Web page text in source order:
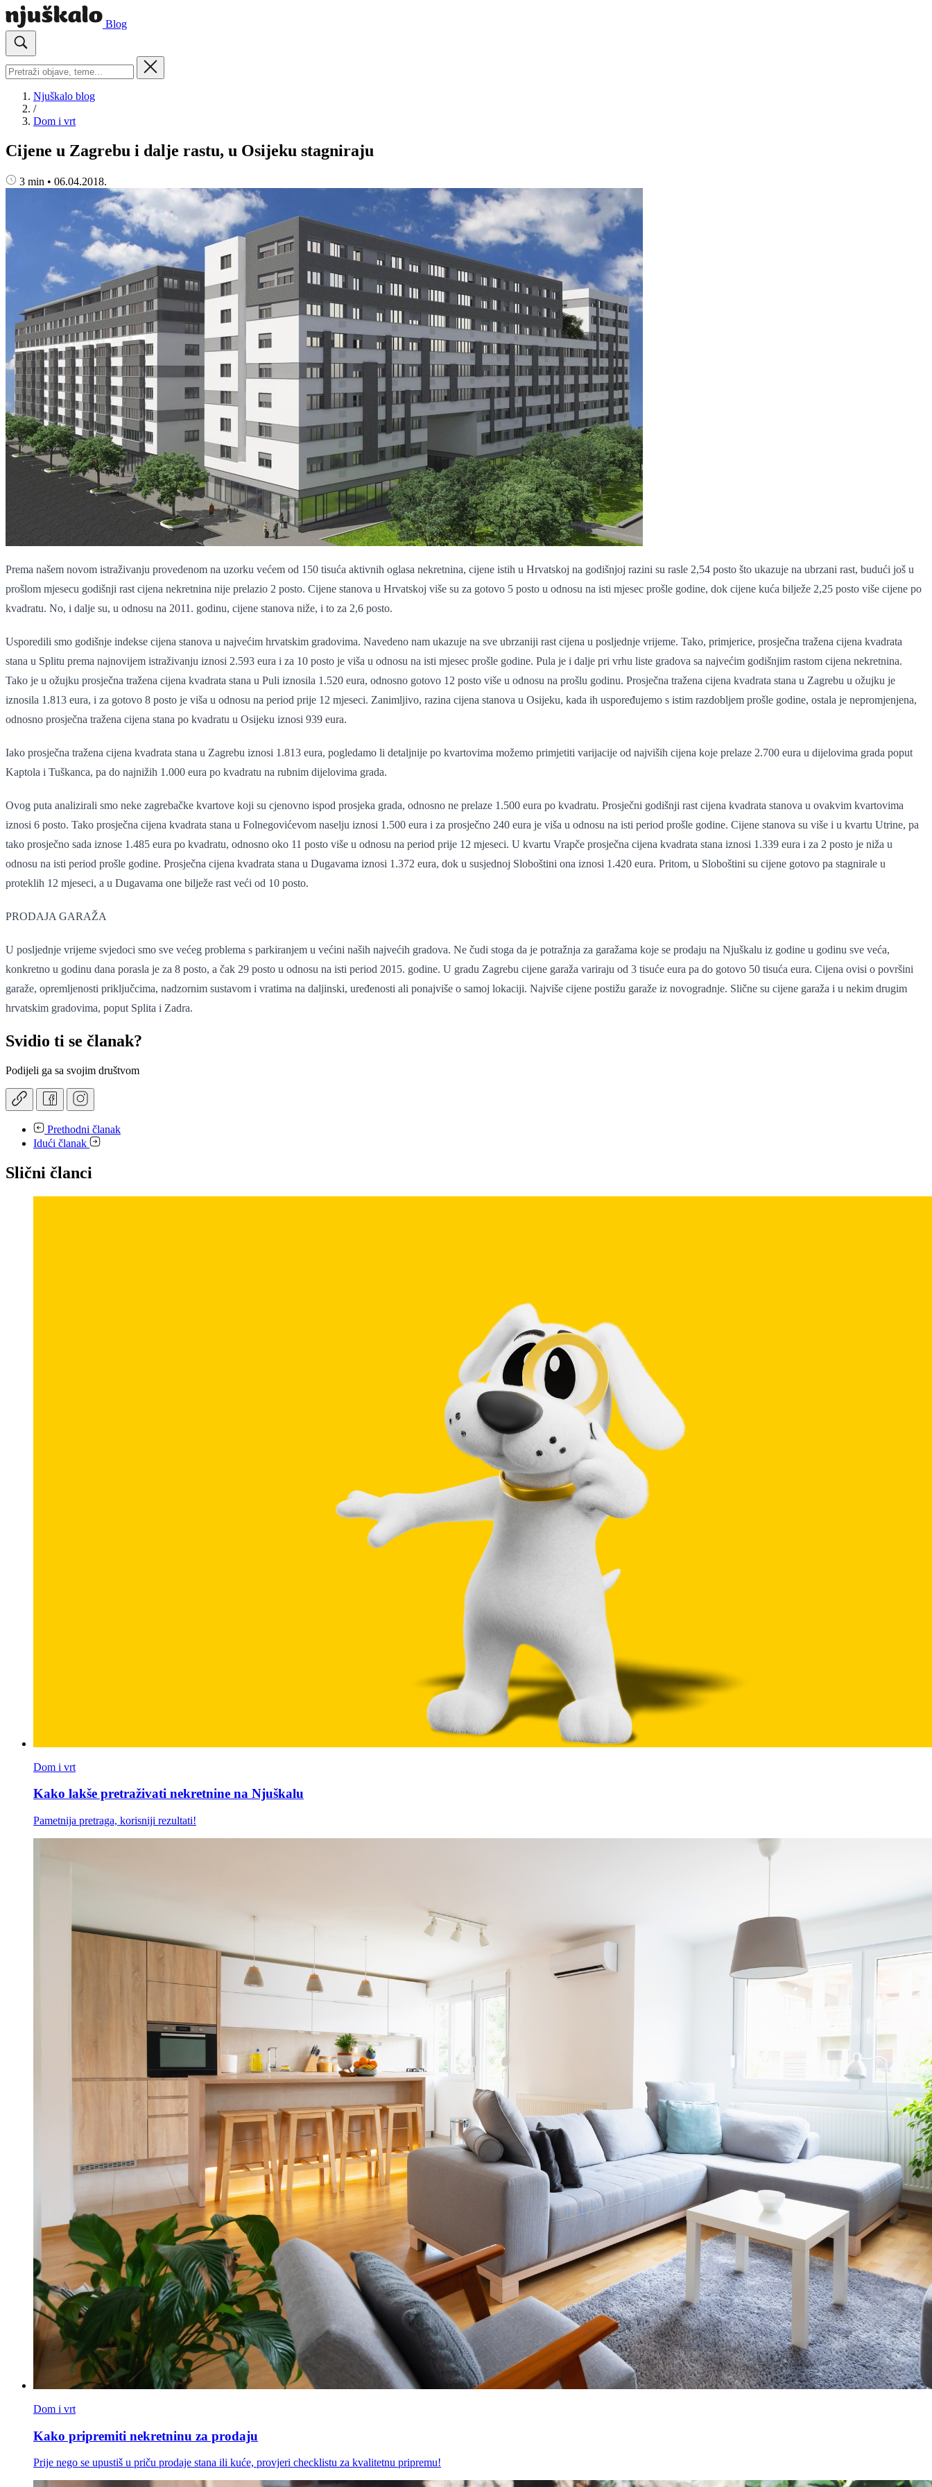
Blog
Njuškalo blog
/
Dom i vrt
Cijene u Zagrebu i dalje rastu, u Osijeku stagniraju
3 min • 06.04.2018.
Prema našem novom istraživanju provedenom na uzorku većem od 150 tisuća aktivnih oglasa nekretnina, cijene istih u Hrvatskoj na godišnjoj razini su rasle 2,54 posto što ukazuje na ubrzani rast, budući još u
prošlom mjesecu godišnji rast cijena nekretnina nije prelazio 2 posto. Cijene stanova u Hrvatskoj više su za gotovo 5 posto u odnosu na isti mjesec prošle godine, dok cijene kuća bilježe 2,25 posto više cijene po
kvadratu. No, i dalje su, u odnosu na 2011. godinu, cijene stanova niže, i to za 2,6 posto.
Usporedili smo godišnje indekse cijena stanova u najvećim hrvatskim gradovima. Navedeno nam ukazuje na sve ubrzaniji rast cijena u posljednje vrijeme. Tako, primjerice, prosječna tražena cijena kvadrata
stana u Splitu prema najnovijem istraživanju iznosi 2.593 eura i za 10 posto je viša u odnosu na isti mjesec prošle godine. Pula je i dalje pri vrhu liste gradova sa najvećim godišnjim rastom cijena nekretnina.
Tako je u ožujku prosječna tražena cijena kvadrata stana u Puli iznosila 1.520 eura, odnosno gotovo 12 posto više u odnosu na prošlu godinu. Prosječna tražena cijena kvadrata stana u Zagrebu u ožujku je
iznosila 1.813 eura, i za gotovo 8 posto je viša u odnosu na period prije 12 mjeseci. Zanimljivo, razina cijena stanova u Osijeku, kada ih uspoređujemo s istim razdobljem prošle godine, ostala je nepromjenjena,
odnosno prosječna tražena cijena stana po kvadratu u Osijeku iznosi 939 eura.
Iako prosječna tražena cijena kvadrata stana u Zagrebu iznosi 1.813 eura, pogledamo li detaljnije po kvartovima možemo primjetiti varijacije od najviših cijena koje prelaze 2.700 eura u dijelovima grada poput
Kaptola i Tuškanca, pa do najnižih 1.000 eura po kvadratu na rubnim dijelovima grada.
Ovog puta analizirali smo neke zagrebačke kvartove koji su cjenovno ispod prosjeka grada, odnosno ne prelaze 1.500 eura po kvadratu. Prosječni godišnji rast cijena kvadrata stanova u ovakvim kvartovima
iznosi 6 posto. Tako prosječna cijena kvadrata stana u Folnegovićevom naselju iznosi 1.500 eura i za prosječno 240 eura je viša u odnosu na isti period prošle godine. Cijene stanova su više i u kvartu Utrine, pa
tako prosječno sada iznose 1.485 eura po kvadratu, odnosno oko 11 posto više u odnosu na period prije 12 mjeseci. U kvartu Vrapče prosječna cijena kvadrata stana iznosi 1.339 eura i za 2 posto je niža u
odnosu na isti period prošle godine. Prosječna cijena kvadrata stana u Dugavama iznosi 1.372 eura, dok u susjednoj Sloboštini ona iznosi 1.420 eura. Pritom, u Sloboštini su cijene gotovo pa stagnirale u
proteklih 12 mjeseci, a u Dugavama one bilježe rast veći od 10 posto.
PRODAJA GARAŽA
U posljednje vrijeme svjedoci smo sve većeg problema s parkiranjem u većini naših najvećih gradova. Ne čudi stoga da je potražnja za garažama koje se prodaju na Njuškalu iz godine u godinu sve veća,
konkretno u godinu dana porasla je za 8 posto, a čak 29 posto u odnosu na isti period 2015. godine. U gradu Zagrebu cijene garaža variraju od 3 tisuće eura pa do gotovo 50 tisuća eura. Cijena ovisi o površini
garaže, opremljenosti priključcima, nadzornim sustavom i vratima na daljinski, uređenosti ali ponajviše o samoj lokaciji. Najviše cijene postižu garaže iz novogradnje. Slične su cijene garaža i u nekim drugim
hrvatskim gradovima, poput Splita i Zadra.
Svidio ti se članak?
Podijeli ga sa svojim društvom
Prethodni članak
Idući članak
Slični članci
Dom i vrt
Kako lakše pretraživati nekretnine na Njuškalu
Pametnija pretraga, korisniji rezultati!
Dom i vrt
Kako pripremiti nekretninu za prodaju
Prije nego se upustiš u priču prodaje stana ili kuće, provjeri checklistu za kvalitetnu pripremu!